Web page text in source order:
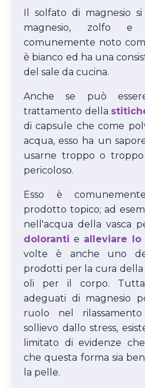
Il solfato di magnesio
magnesio, zolfo
comunemente noto
è bianco ed ha una
del sale da cucina.
Anche se può
trattamento della
di capsule che come
acqua, esso ha un
usarne troppo o troppo
pericoloso.
Esso è
prodotto topico; ad
nell'acqua della vasca
doloranti e alleviare lo
volte è anche uno
prodotti per la cura
oli per il corpo.
adeguati di magnesio
ruolo nel
sollievo dallo stress,
limitato di evidenze
che questa forma sia
la pelle.